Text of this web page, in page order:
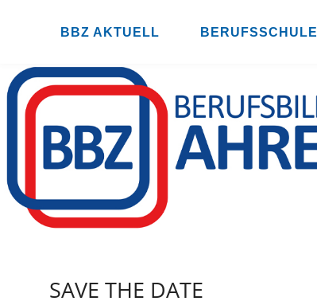
BZ
A
R
S
UR
BBZ AKTUELL BERUFSSCHULE
SAVE THE DATE